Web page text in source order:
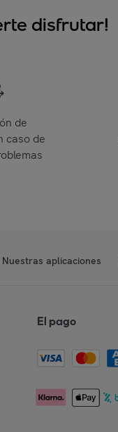
disfrutar!
de
caso de
Nuestras aplicaciones
El pago